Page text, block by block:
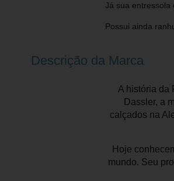
Já sua entressola
Possui ainda
Descrição da Marca
A história da
Dassler, a
calçados na
Hoje
mundo. Seu